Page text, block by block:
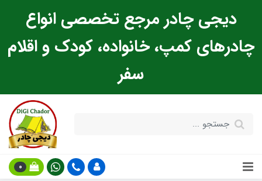
دیجی چادر مرجع تخصصی انواع
چادرهای کمپ، خانواده، کودک و اقلام
سفر
0